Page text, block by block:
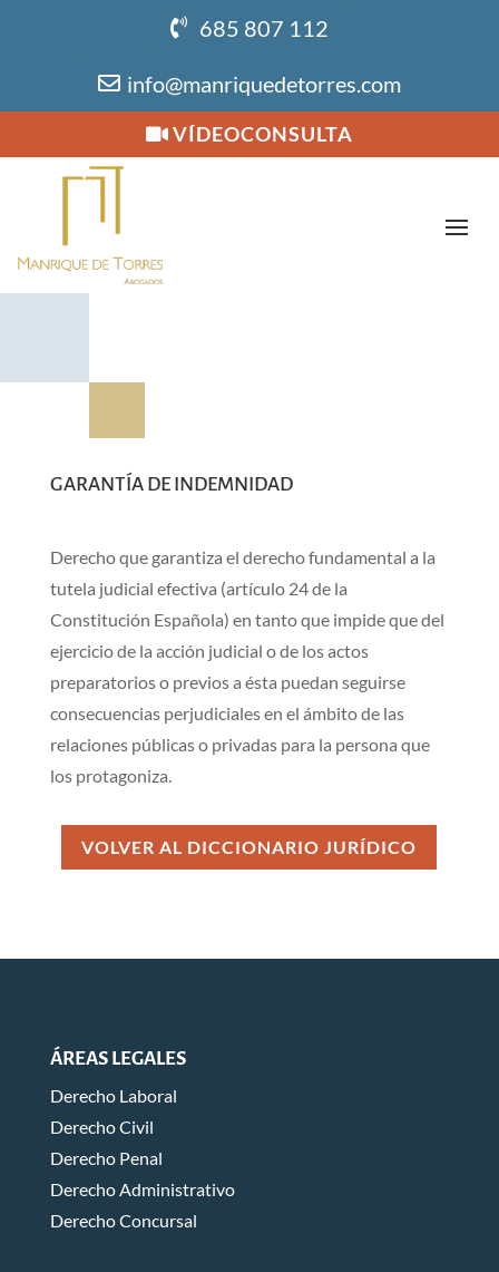
685 807 112
info@manriquedetorres.com
VÍDEOCONSULTA
GARANTÍA DE INDEMNIDAD
Derecho que garantiza el derecho fundamental a la
tutela judicial efectiva (artículo 24 de la
Constitución Española) en tanto que impide que del
ejercicio de la acción judicial o de los actos
preparatorios o previos a ésta puedan seguirse
consecuencias perjudiciales en el ámbito de las
relaciones públicas o privadas para la persona que
los protagoniza.
VOLVER AL DICCIONARIO JURÍDICO
ÁREAS LEGALES
Derecho Laboral
Derecho Civil
Derecho Penal
Derecho Administrativo
Derecho Concursal